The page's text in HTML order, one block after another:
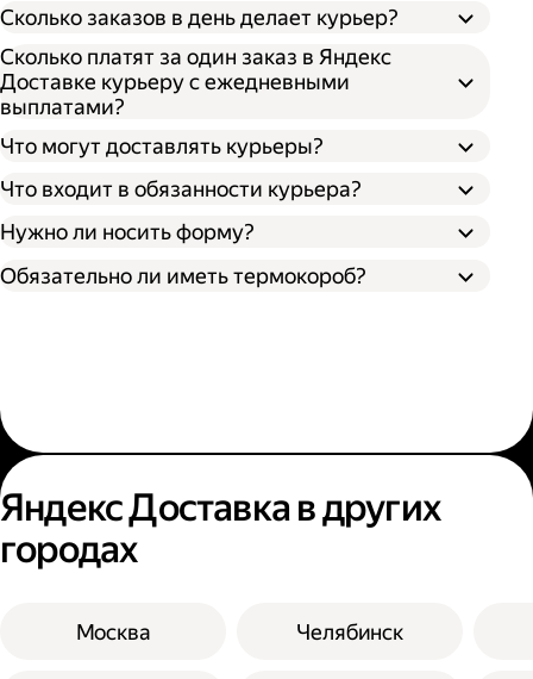
Сколько заказов в день делает курьер?
Сколько платят за один заказ в Яндекс
Доставке курьеру с ежедневными
выплатами?
Что могут доставлять курьеры?
Что входит в обязанности курьера?
Нужно ли носить форму?
Обязательно ли иметь термокороб?
Яндекс Доставка в других
городах
Москва Челябинск